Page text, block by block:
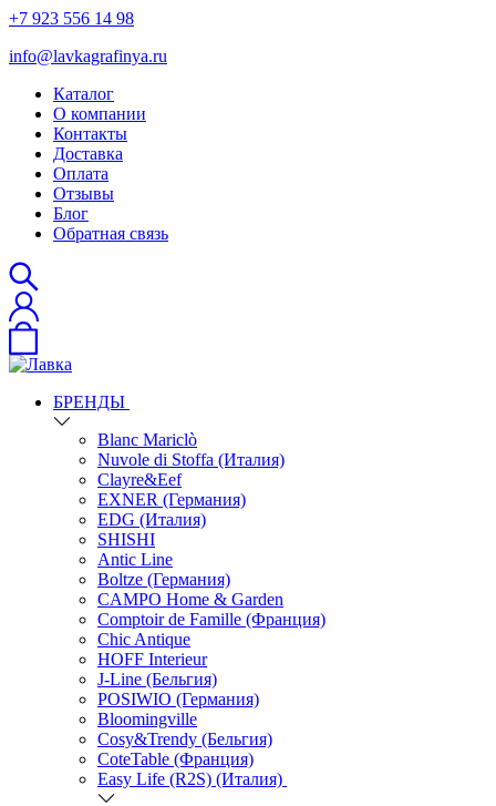
+7 923 556 14 98
info@lavkagrafinya.ru
Каталог
О компании
Контакты
Доставка
Оплата
Отзывы
Блог
Обратная связь
БРЕНДЫ
Blanc Mariclò
Nuvole di Stoffa (Италия)
Clayre&Eef
EXNER (Германия)
EDG (Италия)
SHISHI
Antic Line
Boltze (Германия)
CAMPO Home & Garden
Comptoir de Famille (Франция)
Chic Antique
HOFF Interieur
J-Line (Бельгия)
POSIWIO (Германия)
Bloomingville
Cosy&Trendy (Бельгия)
CoteTable (Франция)
Easy Life (R2S) (Италия)